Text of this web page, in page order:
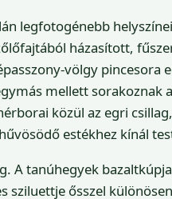
legfotogénebb
házasított,
völgy pincesora
mellett sorakoznak
közül az egri
estékhez kínál
A tanúhegyek
sziluettje ősszel